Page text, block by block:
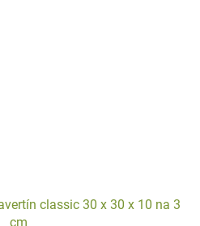
classic 30 x 30 x 10 na 3
cm